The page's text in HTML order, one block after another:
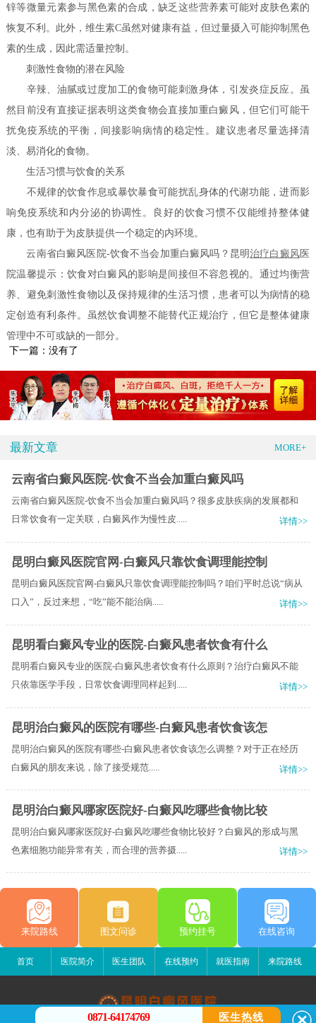
锌等微量元素参与黑色素的合成，缺乏这些营养素可能对皮肤色素的
恢复不利。此外，维生素C虽然对健康有益，但过量摄入可能抑制黑色
素的生成，因此需适量控制。
刺激性食物的潜在风险
辛辣、油腻或过度加工的食物可能刺激身体，引发炎症反应。虽
然目前没有直接证据表明这类食物会直接加重白癜风，但它们可能干
扰免疫系统的平衡，间接影响病情的稳定性。建议患者尽量选择清
淡、易消化的食物。
生活习惯与饮食的关系
不规律的饮食作息或暴饮暴食可能扰乱身体的代谢功能，进而影
响免疫系统和内分泌的协调性。良好的饮食习惯不仅能维持整体健
康，也有助于为皮肤提供一个稳定的内环境。
云南省白癜风医院-饮食不当会加重白癜风吗？昆明治疗白癜风医
院温馨提示：饮食对白癜风的影响是间接但不容忽视的。通过均衡营
养、避免刺激性食物以及保持规律的生活习惯，患者可以为病情的稳
定创造有利条件。虽然饮食调整不能替代正规治疗，但它是整体健康
管理中不可或缺的一部分。
下一篇：没有了
最新文章 MORE+
云南省白癜风医院-饮食不当会加重白癜风吗
云南省白癜风医院-饮食不当会加重白癜风吗？很多皮肤疾病的发展都和
日常饮食有一定关联，白癜风作为慢性皮.....
详情>>
昆明白癜风医院官网-白癜风只靠饮食调理能控制
昆明白癜风医院官网-白癜风只靠饮食调理能控制吗？咱们平时总说“病从
口入”，反过来想，“吃”能不能治病.....
详情>>
昆明看白癜风专业的医院-白癜风患者饮食有什么
昆明看白癜风专业的医院-白癜风患者饮食有什么原则？治疗白癜风不能
只依靠医学手段，日常饮食调理同样起到.....
详情>>
昆明治白癜风的医院有哪些-白癜风患者饮食该怎
昆明治白癜风的医院有哪些-白癜风患者饮食该怎么调整？​对于正在经历
白癜风的朋友来说，除了接受规范.....
详情>>
昆明治白癜风哪家医院好-白癜风吃哪些食物比较
昆明治白癜风哪家医院好-白癜风吃哪些食物比较好？白癜风的形成与黑
色素细胞功能异常有关，而合理的营养摄.....
详情>>
来院路线 图文问诊 预约挂号 在线咨询
首页 医院简介 医生团队 在线预约 就医指南 来院路线
0871-64174769 医生热线